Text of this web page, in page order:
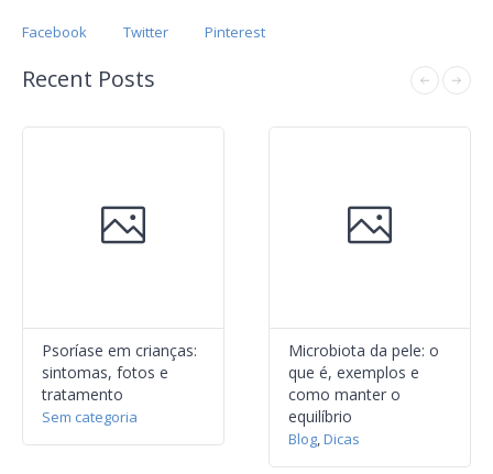
Facebook Twitter Pinterest
Recent Posts
Psoríase em crianças:
sintomas, fotos e
tratamento
Sem categoria
Microbiota da pele: o
que é, exemplos e
como manter o
equilíbrio
Blog,Dicas